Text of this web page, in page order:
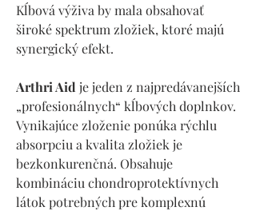
Kĺbová výživa by mala obsahovať
široké spektrum zložiek, ktoré majú
synergický efekt.
Arthri Aid je jeden z najpredávanejších
„profesionálnych“ kĺbových doplnkov.
Vynikajúce zloženie ponúka rýchlu
absorpciu a kvalita zložiek je
bezkonkurenčná. Obsahuje
kombináciu chondroprotektívnych
látok potrebných pre komplexnú